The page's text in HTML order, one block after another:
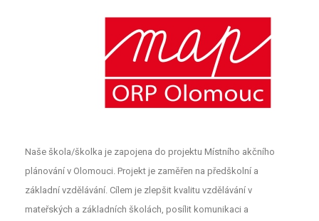
Naše škola/školka je zapojena do projektu Místního akčního
plánování v Olomouci. Projekt je zaměřen na předškolní a
základní vzdělávání. Cílem je zlepšit kvalitu vzdělávání v
mateřských a základních školách, posílit komunikaci a